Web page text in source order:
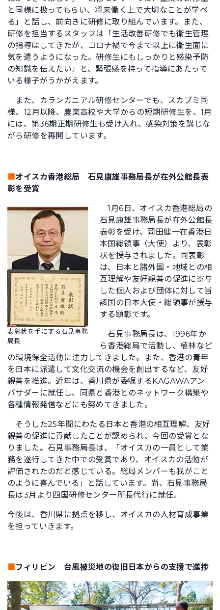
と同様に扱ってもらい、将来働く上で大切なことが学べ
る」と話し、前向きに研修に取り組んでいます。また、
研修を担当するスタッフは「生活改善研修でも衛生管理
の指導はしてきたが、コロナ禍で今まで以上に衛生面に
気を遣うようになった。研修生にもしっかりと感染予防
の知識を伝えたい」と、緊張感を持って指導にあたって
いる様子がうかがえます。
また、カランガニアル研修センターでも、スカブミ同
様、12月以降、農業高校や大学からの短期研修生を、1月
には、第36期正期研修生も受け入れ、感染対策を講じな
がら研修を再開しています。
■オイスカ香港総局 石見康雄事務局長が在外公館長表
彰を受賞
表彰状を手にする石見事務
局長
1月6日、オイスカ香港総局の
石見康雄事務局長が在外公館長
表彰を受け、岡田健一在香港日
本国総領事（大使）より、表彰
状を授与されました。同表彰
は、日本と諸外国・地域との相
互理解や友好親善の促進に寄与
した個人および団体に対して当
該国の日本大使・総領事が授与
する顕彰です。
石見事務局長は、1996年か
ら香港総局で活動し、植林など
の環境保全活動に注力してきました。また、香港の青年
を日本に派遣して文化交流の機会を創出するなど、友好
親善を推進。近年は、香川県が委嘱するKAGAWAアン
バサダーに就任し、同県と香港とのネットワーク構築や
各種情報発信などにも努めてきました。
そうした25年間にわたる日本と香港の相互理解、友好
親善の促進に貢献したことが認められ、今回の受賞とな
りました。石見事務局長は、「オイスカの一員として業
務を遂行してきた中での受賞であり、オイスカの活動が
評価されたのだと感じている。総局メンバーも我がこと
のように喜んでいる」と話しています。尚、石見事務局
長は3月より四国研修センター所長代行に就任。
今後は、香川県に拠点を移し、オイスカの人材育成事業
を担っていきます。
■フィリピン 台風被災地の復旧日本からの支援で進捗